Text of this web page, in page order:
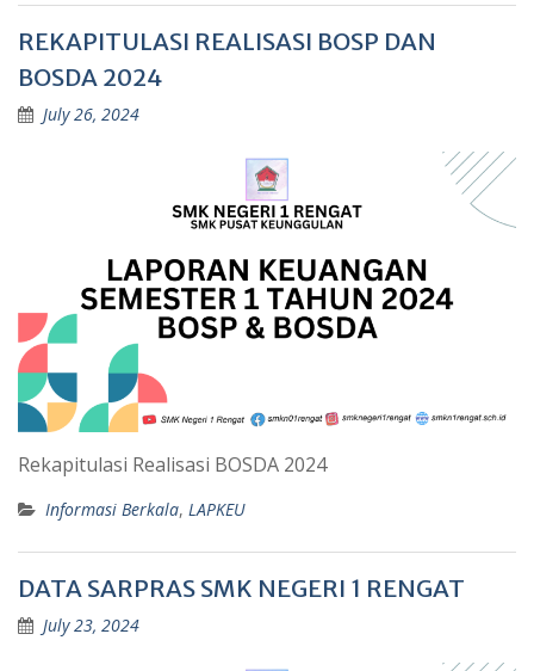
REKAPITULASI REALISASI BOSP DAN
BOSDA 2024
July 26, 2024
Rekapitulasi Realisasi BOSDA 2024
Informasi Berkala, LAPKEU
DATA SARPRAS SMK NEGERI 1 RENGAT
July 23, 2024